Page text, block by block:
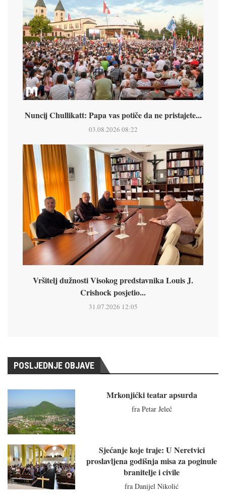
Nuncij Chullikatt: Papa vas potiče da ne pristajete...
03.08.2026 08:22
Vršitelj dužnosti Visokog predstavnika Louis J.
Crishock posjetio...
31.07.2026 12:05
POSLJEDNJE OBJAVE
Mrkonjićki teatar apsurda
fra Petar Jeleč
Sjećanje koje traje: U Neretvici
proslavljena godišnja misa za poginule
branitelje i civile
fra Danijel Nikolić